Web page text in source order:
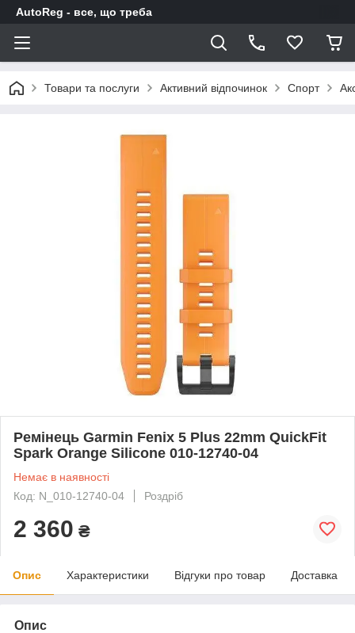
AutoReg - все, що треба
Товари та послуги Активний відпочинок Спорт
Ремінець Garmin Fenix 5 Plus 22mm QuickFit
Spark Orange Silicone 010-12740-04
Немає в наявності
Код: N_010-12740-04
Роздріб
2 360 ₴
Опис Характеристики Відгуки про товар Доставка
Опис